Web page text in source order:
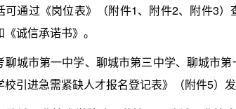
可通过《岗位表》（附件1、附件2、附件3
诚信承诺书》。
市第一中学、聊城市第三中学、聊城市第
校引进急需紧缺人才报名登记表》（附件5）